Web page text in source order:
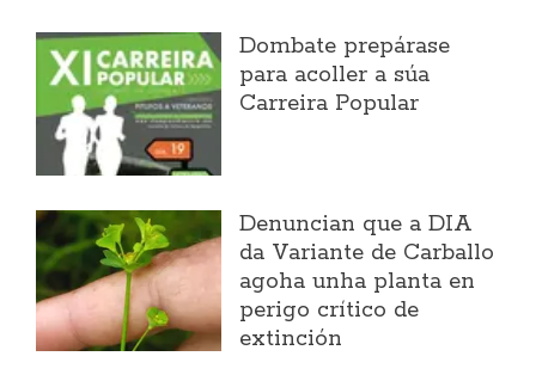
Dombate prepárase
para acoller a súa
Carreira Popular
Denuncian que a DIA
da Variante de Carballo
agoha unha planta en
perigo crítico de
extinción